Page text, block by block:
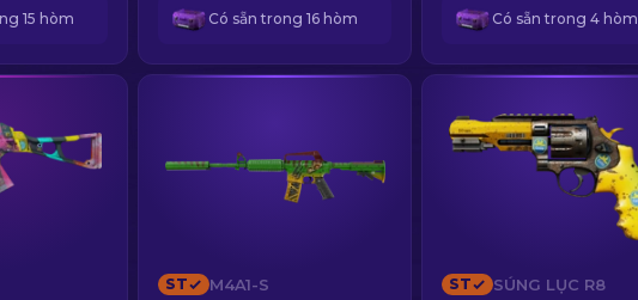
15 hòm Có sẵn trong 16 hòm Có sẵn trong 4 hòm
ST M4A1-S ST SÚNG LỤC R8